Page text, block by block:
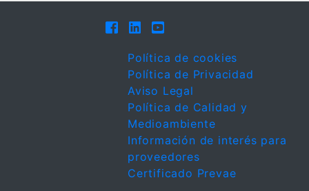
Política de cookies
Política de Privacidad
Aviso Legal
Política de Calidad y
Medioambiente
Información de interés para
proveedores
Certificado Prevae